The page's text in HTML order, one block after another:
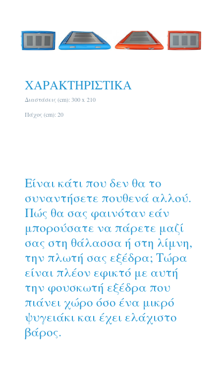
ΧΑΡΑΚΤΗΡΙΣΤΙΚΑ
Διαστάσεις (cm): 300 x 210
Πάχος (cm): 20
Είναι κάτι που δεν θα το
συναντήσετε πουθενά αλλού.
Πώς θα σας φαινόταν εάν
μπορούσατε να πάρετε μαζί
σας στη θάλασσα ή στη λίμνη,
την πλωτή σας εξέδρα; Τώρα
είναι πλέον εφικτό με αυτή
την φουσκωτή εξέδρα που
πιάνει χώρο όσο ένα μικρό
ψυγειάκι και έχει ελάχιστο
βάρος.